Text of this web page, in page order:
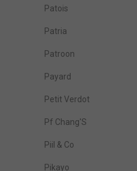
Patois
Patria
Patroon
Payard
Petit Verdot
Pf Chang'S
Piil & Co
Pikayo